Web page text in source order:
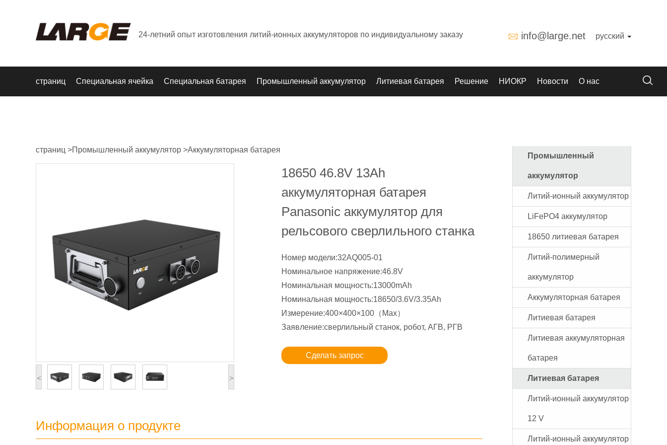
24-летний опыт изготовления литий-ионных аккумуляторов по индивидуальному заказу info@large.net русский
страниц Специальная ячейка Специальная батарея Промышленный аккумулятор Литиевая батарея Решение НИОКР Новости О нас
страниц >Промышленный аккумулятор >Аккумуляторная батарея
18650 46.8V 13Ah
аккумуляторная батарея
Panasonic аккумулятор для
рельсового сверлильного станка
Номер модели:32AQ005-01
Номинальное напряжение:46.8V
Номинальная мощность:13000mAh
Номинальная мощность:18650/3.6V/3.35Ah
Измерение:400×400×100（Max）
Заявление:сверлильный станок, робот, АГВ, РГВ
Сделать запрос
< >
Информация о продукте
Промышленный
аккумулятор
Литий-ионный аккумулятор
LiFePO4 аккумулятор
18650 литиевая батарея
Литий-полимерный
аккумулятор
Аккумуляторная батарея
Литиевая батарея
Литиевая аккумуляторная
батарея
Литиевая батарея
Литий-ионный аккумулятор
12 V
Литий-ионный аккумулятор